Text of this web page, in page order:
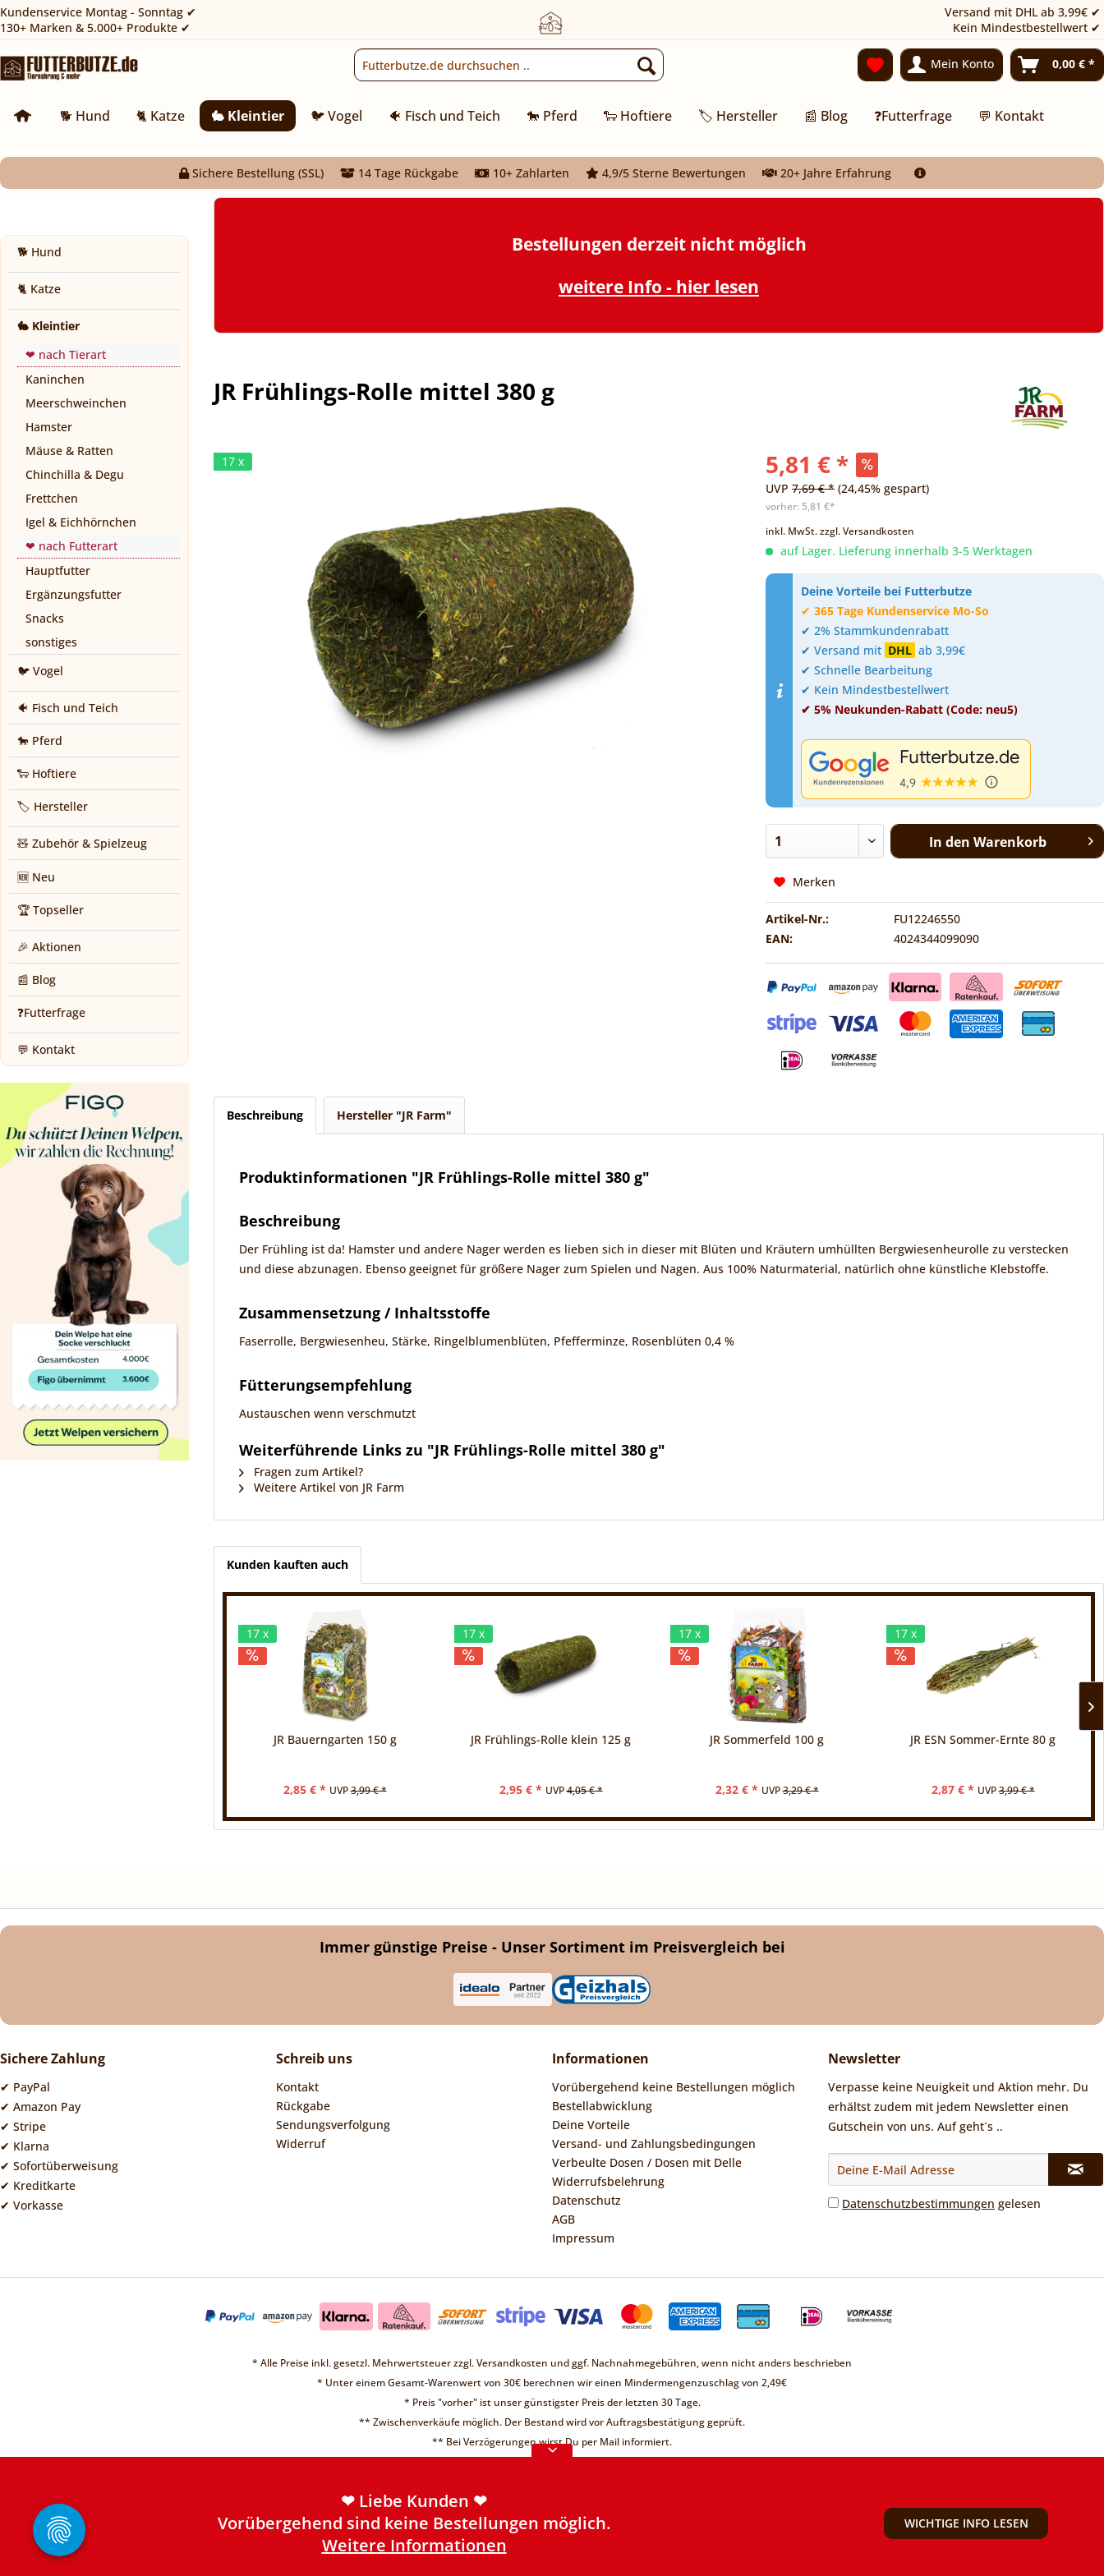
❤ Liebe Kunden ❤
Vorübergehend sind keine Bestellungen möglich.
❤ Liebe Kunden ❤
Vorübergehend sind keine Bestellungen möglich.
Weitere Informationen
WICHTIGE INFO LESEN
Kundenservice Montag - Sonntag ✔
130+ Marken & 5.000+ Produkte ✔
Versand mit DHL ab 3,99€ ✔
Kein Mindestbestellwert ✔
Mein Konto 0,00 € *
🐕 Hund 🐈 Katze 🐇 Kleintier 🐦 Vogel 🐠 Fisch und Teich 🐎 Pferd 🐑 Hoftiere 🏷️ Hersteller 📰 Blog ❓Futterfrage 💬 Kontakt
Sichere Bestellung (SSL) 14 Tage Rückgabe 10+ Zahlarten 4,9/5 Sterne Bewertungen 20+ Jahre Erfahrung
🐕 Hund
🐈 Katze
🐇 Kleintier
❤ nach Tierart
Kaninchen
Meerschweinchen
Hamster
Mäuse & Ratten
Chinchilla & Degu
Frettchen
Igel & Eichhörnchen
❤ nach Futterart
Hauptfutter
Ergänzungsfutter
Snacks
sonstiges
🐦 Vogel
🐠 Fisch und Teich
🐎 Pferd
🐑 Hoftiere
🏷️ Hersteller
🧸 Zubehör & Spielzeug
🆕 Neu
🏆 Topseller
🎉 Aktionen
📰 Blog
❓Futterfrage
💬 Kontakt
Bestellungen derzeit nicht möglich
weitere Info - hier lesen
JR Frühlings-Rolle mittel 380 g
17 x 5,81 € *
UVP7,69 € * (24,45% gespart)
vorher: 5,81 €*
inkl. MwSt.zzgl. Versandkosten
auf Lager. Lieferung innerhalb 3-5 Werktagen
Deine Vorteile bei Futterbutze
✔365 Tage Kundenservice Mo-So
✔ 2% Stammkundenrabatt
✔ Versand mit DHL ab 3,99€
✔ Schnelle Bearbeitung
✔ Kein Mindestbestellwert
✔ 5% Neukunden-Rabatt (Code: neu5)
In den Warenkorb
Merken
Artikel-Nr.:
FU12246550
EAN:
4024344099090
Beschreibung Hersteller "JR Farm"
Produktinformationen "JR Frühlings-Rolle mittel 380 g"
Beschreibung
Der Frühling ist da! Hamster und andere Nager werden es lieben sich in dieser mit Blüten und Kräutern umhüllten Bergwiesenheurolle zu verstecken
und diese abzunagen. Ebenso geeignet für größere Nager zum Spielen und Nagen. Aus 100% Naturmaterial, natürlich ohne künstliche Klebstoffe.
Zusammensetzung / Inhaltsstoffe
Faserrolle, Bergwiesenheu, Stärke, Ringelblumenblüten, Pfefferminze, Rosenblüten 0,4 %
Fütterungsempfehlung
Austauschen wenn verschmutzt
Weiterführende Links zu "JR Frühlings-Rolle mittel 380 g"
Fragen zum Artikel?
Weitere Artikel von JR Farm
Kunden kauften auch
17 x
JR Bauerngarten 150 g
2,85 € * UVP3,99 € *
17 x
JR Frühlings-Rolle klein 125 g
2,95 € * UVP4,05 € *
17 x
JR Sommerfeld 100 g
2,32 € * UVP3,29 € *
17 x
JR ESN Sommer-Ernte 80 g
2,87 € * UVP3,99 € *
Immer günstige Preise - Unser Sortiment im Preisvergleich bei
Sichere Zahlung
✔ PayPal
✔ Amazon Pay
✔ Stripe
✔ Klarna
✔ Sofortüberweisung
✔ Kreditkarte
✔ Vorkasse
Schreib uns
Kontakt
Rückgabe
Sendungsverfolgung
Widerruf
Informationen
Vorübergehend keine Bestellungen möglich
Bestellabwicklung
Deine Vorteile
Versand- und Zahlungsbedingungen
Verbeulte Dosen / Dosen mit Delle
Widerrufsbelehrung
Datenschutz
AGB
Impressum
Newsletter
Verpasse keine Neuigkeit und Aktion mehr. Du
erhältst zudem mit jedem Newsletter einen
Gutschein von uns. Auf geht´s ..
Datenschutzbestimmungen gelesen
* Alle Preise inkl. gesetzl. Mehrwertsteuer zzgl.Versandkosten und ggf. Nachnahmegebühren, wenn nicht anders beschrieben
* Unter einem Gesamt-Warenwert von 30€ berechnen wir einen Mindermengenzuschlag von 2,49€
* Preis "vorher" ist unser günstigster Preis der letzten 30 Tage.
** Zwischenverkäufe möglich. Der Bestand wird vor Auftragsbestätigung geprüft.
** Bei Verzögerungen wirst Du per Mail informiert.
Made with❤